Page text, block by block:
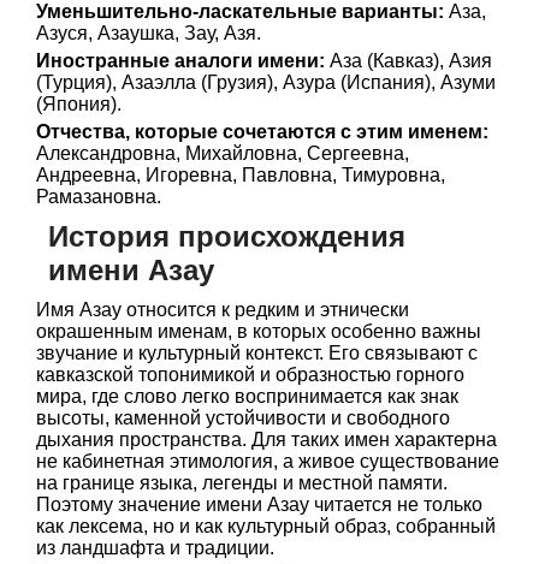
Уменьшительно-ласкательные варианты: Аза,
Азуся, Азаушка, Зау, Азя.
Иностранные аналоги имени: Аза (Кавказ), Азия
(Турция), Азаэлла (Грузия), Азура (Испания), Азуми
(Япония).
Отчества, которые сочетаются с этим именем:
Александровна, Михайловна, Сергеевна,
Андреевна, Игоревна, Павловна, Тимуровна,
Рамазановна.
История происхождения
имени Азау
Имя Азау относится к редким и этнически
окрашенным именам, в которых особенно важны
звучание и культурный контекст. Его связывают с
кавказской топонимикой и образностью горного
мира, где слово легко воспринимается как знак
высоты, каменной устойчивости и свободного
дыхания пространства. Для таких имен характерна
не кабинетная этимология, а живое существование
на границе языка, легенды и местной памяти.
Поэтому значение имени Азау читается не только
как лексема, но и как культурный образ, собранный
из ландшафта и традиции.